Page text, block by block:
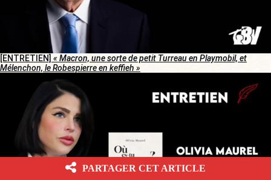
[ENTRETIEN] « Macron, une sorte de petit Turreau en Playmobil, et
Mélenchon, le Robespierre en keffieh »
PARTAGER CET ARTICLE